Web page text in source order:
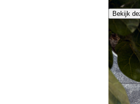
Bekijk